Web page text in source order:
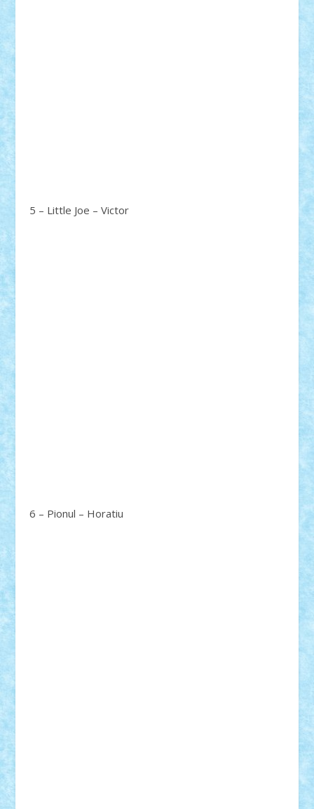
5 – Little Joe – Victor
6 – Pionul – Horatiu